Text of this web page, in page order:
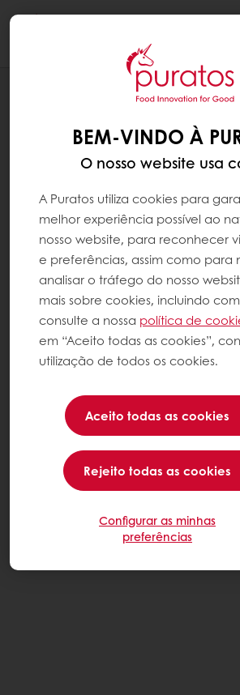
CORAÇÃO
BEM-VINDO À
O nosso website usa
A Puratos utiliza cookies para
melhor experiência possível ao
nosso website, para reconhecer
e preferências, assim como para
analisar o tráfego do nosso
mais sobre cookies, incluindo
consulte a nossa política de
em “Aceito todas as cookies”,
utilização de todos os cookies.
Aceito todas as cookies
Rejeito todas as cookies
Configurar as minhas
preferências